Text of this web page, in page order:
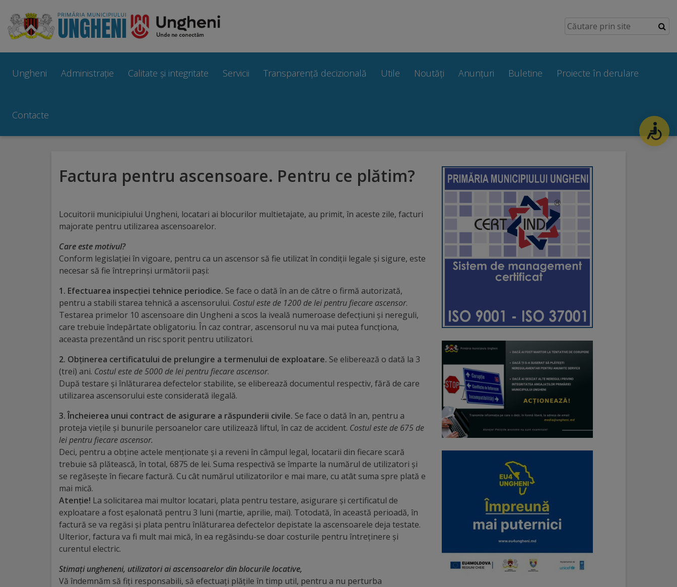
Ungheni
Prezentare
Simbolurile
orașului
brand
înfrățite
Distincții
Cetățeni
onoare
Deținători
titlului
„Merite
pentru
Ungheni”
Diplome
Excelență
Ungheniul
turistic
turistice
Ungheni Administrație Calitate și integritate Servicii Transparență decizională Utile Noutăți Anunțuri Buletine Proiecte în derulare
Contacte
Factura pentru ascensoare. Pentru ce plătim?
Locuitorii municipiului Ungheni, locatari ai blocurilor multietajate, au primit, în aceste zile, facturi
majorate pentru utilizarea ascensoarelor.
Care este motivul?
Conform legislației în vigoare, pentru ca un ascensor să fie utilizat în condiții legale și sigure, este
necesar să fie întreprinși următorii pași:
1. Efectuarea inspecției tehnice periodice. Se face o dată în an de către o firmă autorizată,
pentru a stabili starea tehnică a ascensorului. Costul este de 1200 de lei pentru fiecare ascensor.
Testarea primelor 10 ascensoare din Ungheni a scos la iveală numeroase defecțiuni și nereguli,
care trebuie îndepărtate obligatoriu. În caz contrar, ascensorul nu va mai putea funcționa,
aceasta prezentând un risc sporit pentru utilizatori.
2. Obținerea certificatului de prelungire a termenului de exploatare. Se eliberează o dată la 3
(trei) ani. Costul este de 5000 de lei pentru fiecare ascensor.
După testare și înlăturarea defectelor stabilite, se eliberează documentul respectiv, fără de care
utilizarea ascensorului este considerată ilegală.
3. Încheierea unui contract de asigurare a răspunderii civile. Se face o dată în an, pentru a
proteja viețile și bunurile persoanelor care utilizează liftul, în caz de accident. Costul este de 675 de
lei pentru fiecare ascensor.
Deci, pentru a obține actele menționate și a reveni în câmpul legal, locatarii din fiecare scară
trebuie să plătească, în total, 6875 de lei. Suma respectivă se împarte la numărul de utilizatori și
se regăsește în fiecare factură. Cu cât numărul utilizatorilor e mai mare, cu atât suma spre plată e
mai mică.
Atenție! La solicitarea mai multor locatari, plata pentru testare, asigurare și certificatul de
exploatare a fost eșalonată pentru 3 luni (martie, aprilie, mai). Totodată, în această perioadă, în
factură se va regăsi și plata pentru înlăturarea defectelor depistate la ascensoarele deja testate.
Ulterior, factura va fi mult mai mică, în ea regăsindu-se doar costurile pentru întreținere și
curentul electric.
Stimați ungheneni, utilizatori ai ascensoarelor din blocurile locative,
Vă îndemnăm să fiți responsabili, să efectuați plățile în timp util, pentru a nu perturba